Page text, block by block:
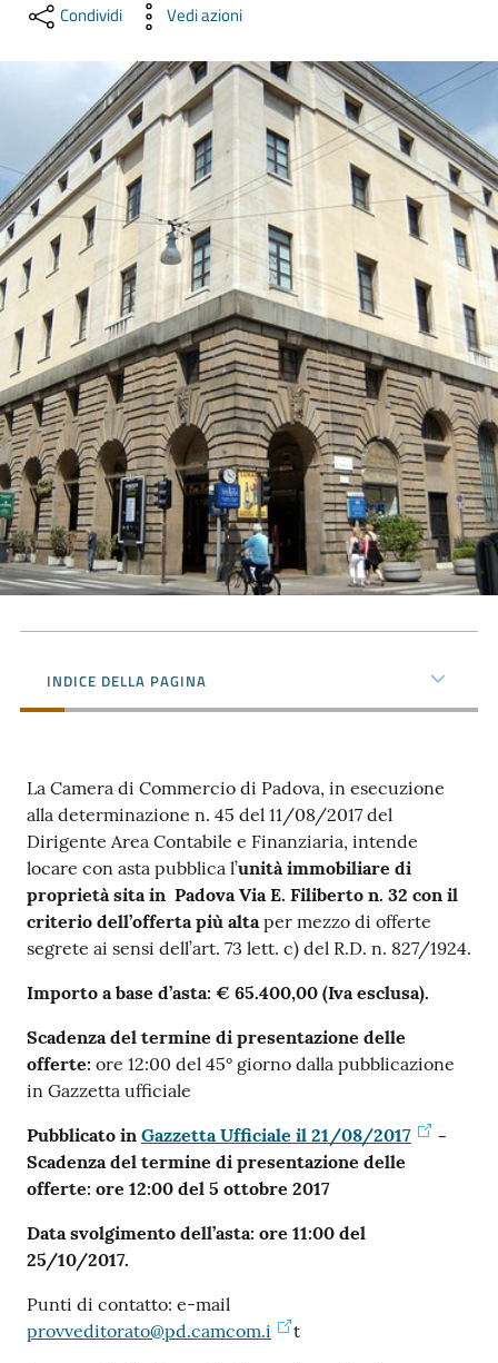
Camera
Prenota
zione
on line
Servizi
online
Contatti
Newsle
tter
Sala
Stampa
Seguici
su
Condividi Vedi azioni
INDICE DELLA PAGINA
La Camera di Commercio di Padova, in esecuzione
alla determinazione n. 45 del 11/08/2017 del
Dirigente Area Contabile e Finanziaria, intende
locare con asta pubblica l’unità immobiliare di
proprietà sita in Padova Via E. Filiberto n. 32 con il
criterio dell’offerta più altaper mezzo di offerte
segrete ai sensi dell’art. 73 lett. c) del R.D. n. 827/1924.
Importo a base d’asta: € 65.400,00 (Iva esclusa).
Scadenza del termine di presentazione delle
offerte: ore 12:00 del 45° giorno dalla pubblicazione
in Gazzetta ufficiale
Pubblicato in Gazzetta Ufficiale il 21/08/2017
-
Scadenza del termine di presentazione delle
offerte: ore 12:00 del 5 ottobre 2017
Data svolgimento dell’asta: ore 11:00 del
25/10/2017.
Punti di contatto: e-mail
provveditorato@pd.camcom.i
t